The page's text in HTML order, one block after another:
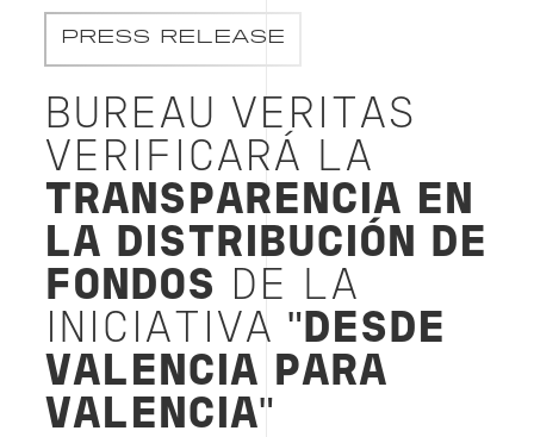
PRESS RELEASE
BUREAU VERITAS
VERIFICARÁ LA
TRANSPARENCIA
EN
LA DISTRIBUCIÓN DE
FONDOS
DE LA
INICIATIVA " DESDE
VALENCIA PARA
VALENCIA"